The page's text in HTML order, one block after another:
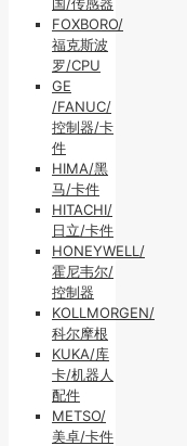
FOXBORO/
福克斯波
罗/CPU
GE
/FANUC/
控制器/卡
件
HIMA/黑
马/卡件
HITACHI/
日立/卡件
HONEYWELL/
霍尼韦尔/
控制器
KOLLMORGEN/
科尔摩根
KUKA/库
卡/机器人
配件
METSO/
美卓/卡件